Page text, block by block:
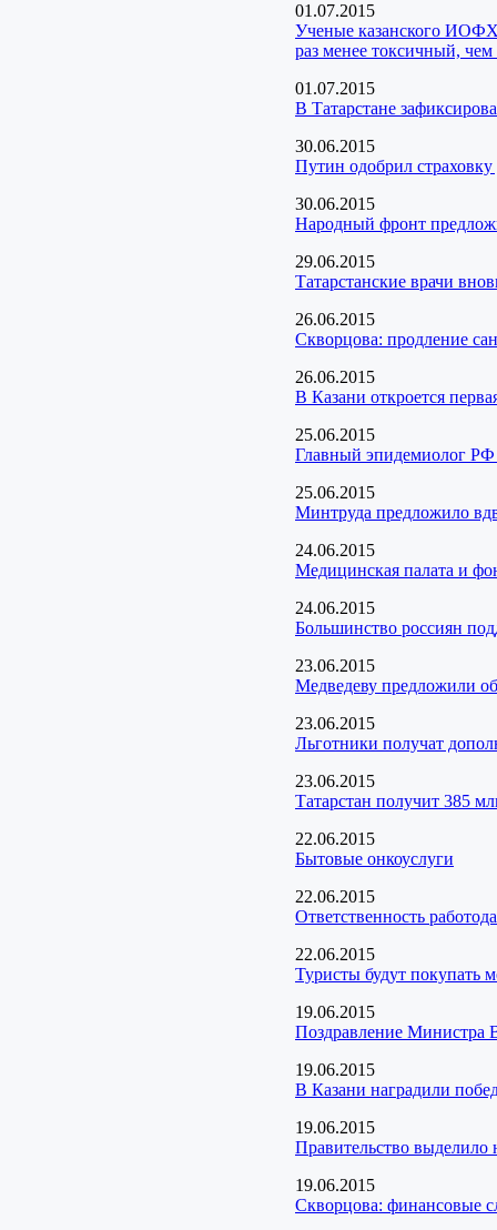
01.07.2015
Ученые казанского ИОФХ
раз менее токсичный, чем
01.07.2015
В Татарстане
30.06.2015
Путин одобрил
30.06.2015
Народный фронт
29.06.2015
Татарстанские врачи
26.06.2015
Скворцова: продление
26.06.2015
В Казани откроется
25.06.2015
Главный эпидемиолог РФ
25.06.2015
Минтруда предложило
24.06.2015
Медицинская палата и
24.06.2015
Большинство россиян
23.06.2015
Медведеву предложили
23.06.2015
Льготники получат
23.06.2015
Татарстан получит 385
22.06.2015
Бытовые онкоуслуги
22.06.2015
Ответственность
22.06.2015
Туристы будут покупать
19.06.2015
Поздравление Министра
19.06.2015
В Казани наградили
19.06.2015
Правительство выделило
19.06.2015
Скворцова: финансовые